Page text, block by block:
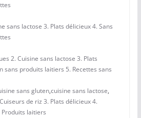
sans lactose 3. Plats délicieux 4. Sans
2. Cuisine sans lactose 3. Plats
sans produits laitiers 5. Recettes sans
sans gluten,cuisine sans lactose,
de riz 3. Plats délicieux 4.
laitiers